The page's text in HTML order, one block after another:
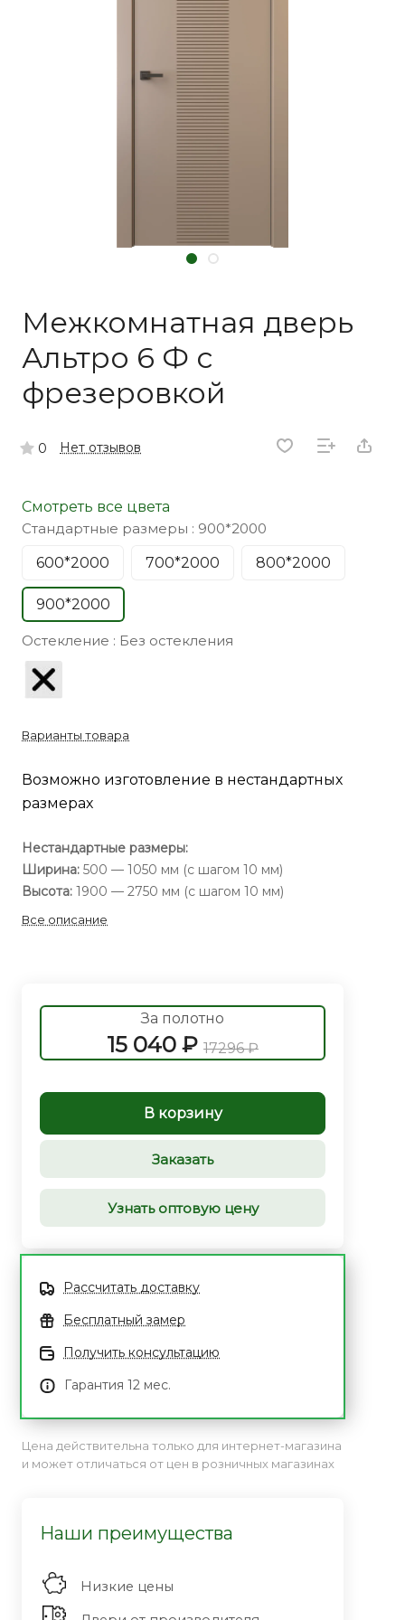
Межкомнатная дверь
Альтро 6 Ф с
фрезеровкой
0 Нет отзывов
Смотреть все цвета
Стандартные размеры : 900*2000
600*2000
700*2000 800*2000
900*2000
Остекление : Без остекления
Варианты товара
Возможно изготовление в нестандартных
размерах
Нестандартные размеры:
Ширина: 500 — 1050 мм (с шагом 10 мм)
Высота: 1900 — 2750 мм (с шагом 10 мм)
Все описание
За полотно
15 040 ₽ 17296 ₽
В корзину
Заказать
Узнать оптовую цену
Рассчитать доставку
Бесплатный замер
Получить консультацию
Гарантия 12 мес.
Цена действительна только для интернет-магазина
и может отличаться от цен в розничных магазинах
Наши преимущества
Низкие цены